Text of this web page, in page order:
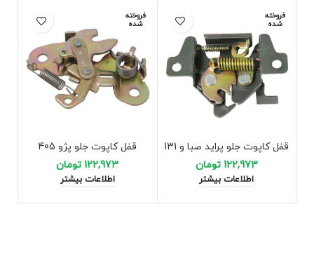
فروخته
شده
قفل کاپوت جلو پراید صبا و 131
122,973 تومان
اطلاعات بیشتر
فروخته
شده
قفل کاپوت جلو پژو 405
122,973 تومان
اطلاعات بیشتر